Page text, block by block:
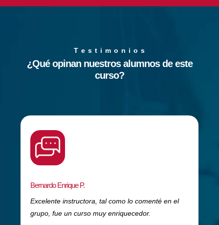
T e s t i m o n i o s
¿Qué opinan nuestros alumnos de este
curso?
Bernardo Enrique P.
Excelente instructora, tal como lo comenté en el
grupo, fue un curso muy enriquecedor.